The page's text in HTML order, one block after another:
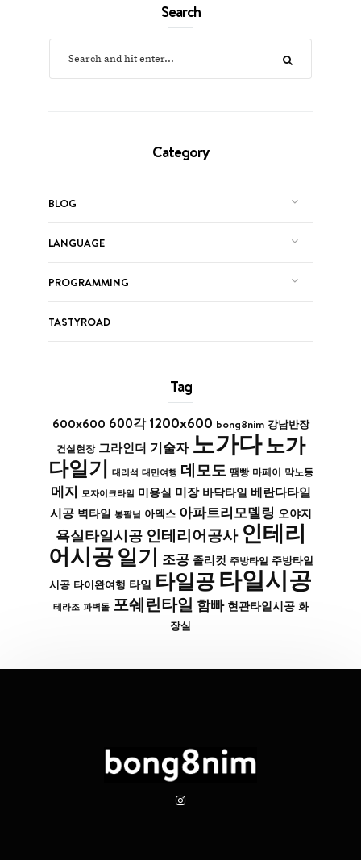
Search
Category
BLOG
LANGUAGE
PROGRAMMING
TASTYROAD
Tag
600x600 600각 1200x600 bong8nim 강남반장
건설현장 그라인더 기술자 노가다노가
다일기 대리석 대만여행 데모도 땜빵 마페이 막노동
메지 모자이크타일 미용실 미장 바닥타일 베란다타일
시공 벽타일 봉팔님 아덱스 아파트리모델링 오야지
욕실타일시공 인테리어공사 인테리
어시공 일기 조공 졸리컷 주방타일 주방타일
시공 타이완여행 타일 타일공타일시공
테라조 파벽돌 포쉐린타일 함빠 현관타일시공 화
장실